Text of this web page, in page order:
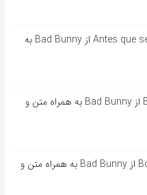
آهنگ اسپانیایی Antes que se acabe از Bad Bunny به
آهنگ اسپانیایی BOKeTE از Bad Bunny به همراه متن و
آهنگ اسپانیایی Booker T از Bad Bunny به همراه متن و